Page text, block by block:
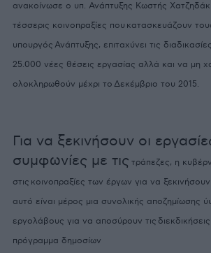
ανακοίνωσε ο υπ. Ανάπτυξης Κωστής
τέσσερις κοινοπραξίες που κατασκευάζουν
υπουργός Ανάπτυξης, επιταχύνει τις
25.000 νέες θέσεις εργασίας αλλά και να μη
ολοκληρωθούν μέχρι το Δεκέμβριο του 2015.
Για να ξεκινήσουν οι
συμφωνίες με τις τράπεζες, η
στις κοινοπραξίες των έργων για να
αυτό είναι μέρος μια συνολικής αποζημίωσης
εργολάβους για να αποσύρουν τις
πρόγραμμα δημοσίων